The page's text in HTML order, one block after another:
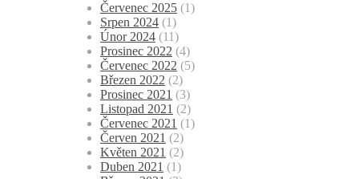
Červenec 2025 (1)
Srpen 2024 (1)
Únor 2024 (11)
Prosinec 2022 (4)
Červenec 2022 (5)
Březen 2022 (2)
Prosinec 2021 (3)
Listopad 2021 (2)
Červenec 2021 (1)
Červen 2021 (2)
Květen 2021 (2)
Duben 2021 (1)